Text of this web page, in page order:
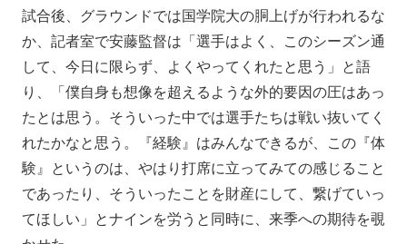
試合後、グラウンドでは国学院大の胴上げが行われるな
か、記者室で安藤監督は「選手はよく、このシーズン通
して、今日に限らず、よくやってくれたと思う」と語
り、「僕自身も想像を超えるような外的要因の圧はあっ
たとは思う。そういった中では選手たちは戦い抜いてく
れたかなと思う。『経験』はみんなできるが、この『体
験』というのは、やはり打席に立ってみての感じること
であったり、そういったことを財産にして、繋げていっ
てほしい」とナインを労うと同時に、来季への期待を覗